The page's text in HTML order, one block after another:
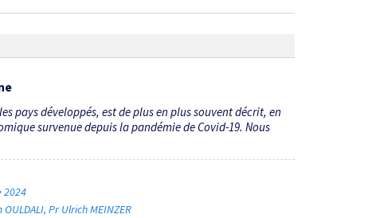
pays développés, est de plus en plus souvent décrit, en
survenue depuis la pandémie de Covid-19. Nous
2024
Pr Ulrich MEINZER